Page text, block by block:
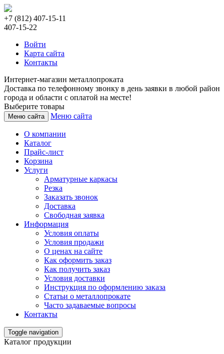
+7 (812) 407-15-11
407-15-22
Войти
Карта сайта
Контакты
Интернет-магазин металлопроката
Доставка по телефонному звонку в день заявки в любой район
города и области с оплатой на месте!
Выберите товары
Меню сайта Меню сайта
О компании
Каталог
Прайс-лист
Корзина
Услуги
Арматурные каркасы
Резка
Заказать звонок
Доставка
Свободная заявка
Информация
Условия оплаты
Условия продажи
О ценах на сайте
Как оформить заказ
Как получить заказ
Условия доставки
Инструкция по оформлению заказа
Статьи о металлопрокате
Часто задаваемые вопросы
Контакты
Toggle navigation
Каталог продукции